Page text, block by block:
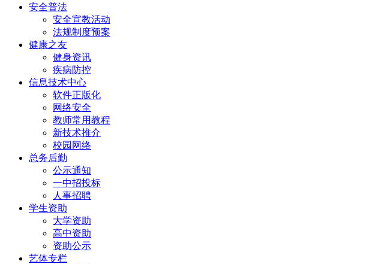
安全普法
安全宣教活动
法规制度预案
健康之友
健身资讯
疾病防控
信息技术中心
软件正版化
网络安全
教师常用教程
新技术推介
校园网络
总务后勤
公示通知
一中招投标
人事招聘
学生资助
大学资助
高中资助
资助公示
艺体专栏